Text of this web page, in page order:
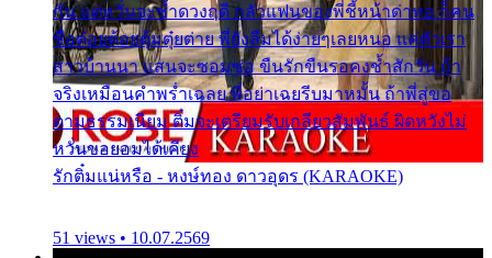
กัน แต่หวั่นจะช้ำดวงฤดี กลัวแฟนของพี่ชี้หน้าด่าทอ ก็คน
ชื่อต๋อยต้อยตุ้มตุ๋ยต่าย พี่ยังลืมได้ง่ายๆเลยหนอ แค่ตัวเรา
สาวบ้านนา แสนจะซอมซ่อ ขืนรักขืนรอคงช้ำสักวัน ถ้า
จริงเหมือนคำพร่ำเฉลย พี่อย่าเฉยรีบมาหมั้น ถ้าพี่สู่ขอ
ตามธรรมเนียม ติ๋มจะเตรียมรับเกลียวสัมพันธ์ ผิดหวังไม่
หวั่นขอยอมได้เคียง
รักติ๋มแน่หรือ - หงษ์ทอง ดาวอุดร (KARAOKE)
51 views • 10.07.2569